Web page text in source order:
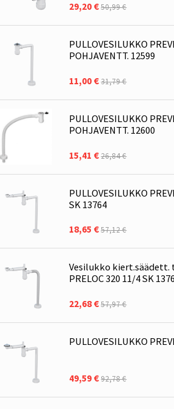
29,20 €50,99 €
PULLOVESILUKKO
POHJAVENTT. 12599
11,00 €31,79 €
PULLOVESILUKKO
POHJAVENTT. 12600
15,41 €26,84 €
PULLOVESILUKKO
SK 13764
18,65 €57,12 €
Vesilukko kiert.säädett.
PRELOC 320 11/4 SK
22,68 €57,97 €
PULLOVESILUKKO
49,59 €92,78 €